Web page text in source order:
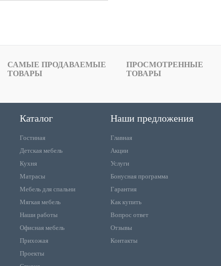
САМЫЕ ПРОДАВАЕМЫЕ
ТОВАРЫ
ПРОСМОТРЕННЫЕ
ТОВАРЫ
Каталог
Гостиная
Детская мебель
Кухня
Матрасы
Мебель для спальни
Мягкая мебель
Наши работы
Офисная мебель
Прихожая
Проекты
Наши предложения
Главная
Акции
Услуги
Бонусная программа
Гарантия
Как купить
Вопрос ответ
Отзывы
Контакты